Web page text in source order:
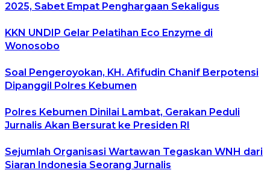
2025, Sabet Empat Penghargaan Sekaligus
KKN UNDIP Gelar Pelatihan Eco Enzyme di
Wonosobo
Soal Pengeroyokan, KH. Afifudin Chanif Berpotensi
Dipanggil Polres Kebumen
Polres Kebumen Dinilai Lambat, Gerakan Peduli
Jurnalis Akan Bersurat ke Presiden RI
Sejumlah Organisasi Wartawan Tegaskan WNH dari
Siaran Indonesia Seorang Jurnalis